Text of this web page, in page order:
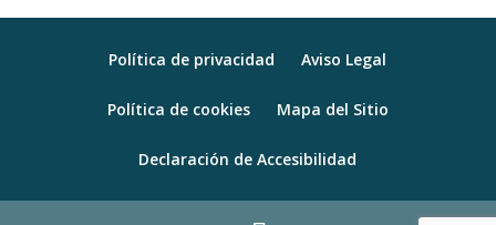
Política de privacidad Aviso Legal
Política de cookies Mapa del Sitio
Declaración de Accesibilidad